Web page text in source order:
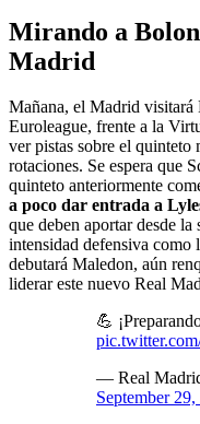
Mirando a
Madrid
Mañana, el Madrid visitará
Euroleague, frente a la
ver pistas sobre el quinteto
rotaciones. Se espera que
quinteto anteriormente
a poco dar entrada a
que deben aportar desde
intensidad defensiva como
debutará Maledon, aún
liderar este nuevo Real
💪
— Real
September